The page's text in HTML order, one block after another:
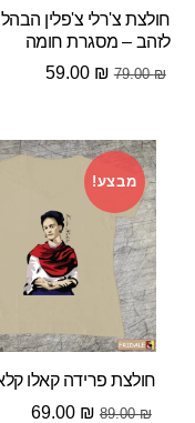
חולצת צ'רלי צ'פלין
לזהב – מסגרת חומה
79.00₪
המחיר
79.00 ₪.
59.00 ₪
המחיר
59.00 ₪.
מבצע!
חולצת פרידה קאלו
89.00₪
המחיר
69.00 ₪